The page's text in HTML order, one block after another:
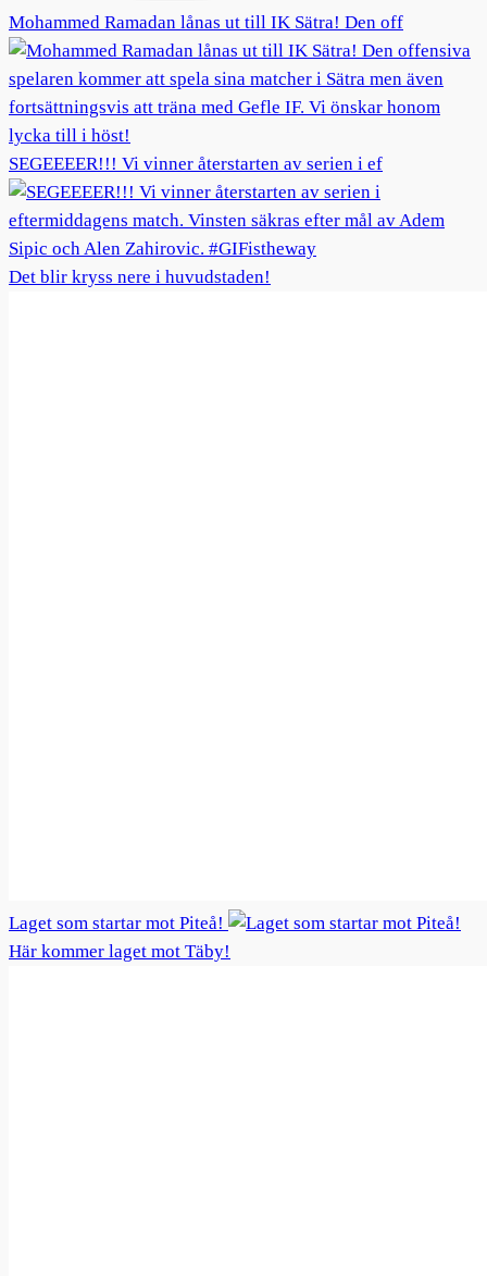
Mohammed Ramadan lånas ut till IK Sätra! Den off
SEGEEEER!!! Vi vinner återstarten av serien i ef
Det blir kryss nere i huvudstaden!
Laget som startar mot Piteå!
Här kommer laget mot Täby!